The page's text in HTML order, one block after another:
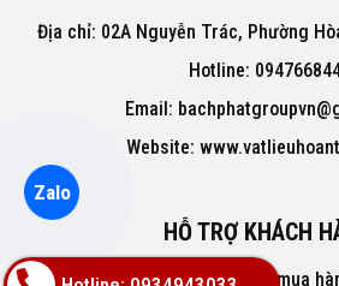
Địa chỉ: 02A Nguyễn Trác, Phường
Hotline:
Email:
Website:
HỖ TRỢ KHÁCH
Hướng dẫn mua
Zalo